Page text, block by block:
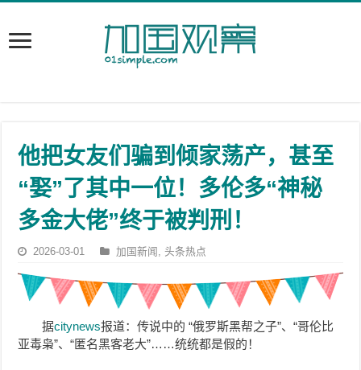
他把女友们骗到倾家荡产，甚至
“娶”了其中一位！多伦多“神秘
多金大佬”终于被判刑！
2026-03-01 加国新闻 ,头条热点
据citynews报道：传说中的 “俄罗斯黑帮之子”、“哥伦比
亚毒枭”、“匿名黑客老大”……统统都是假的！